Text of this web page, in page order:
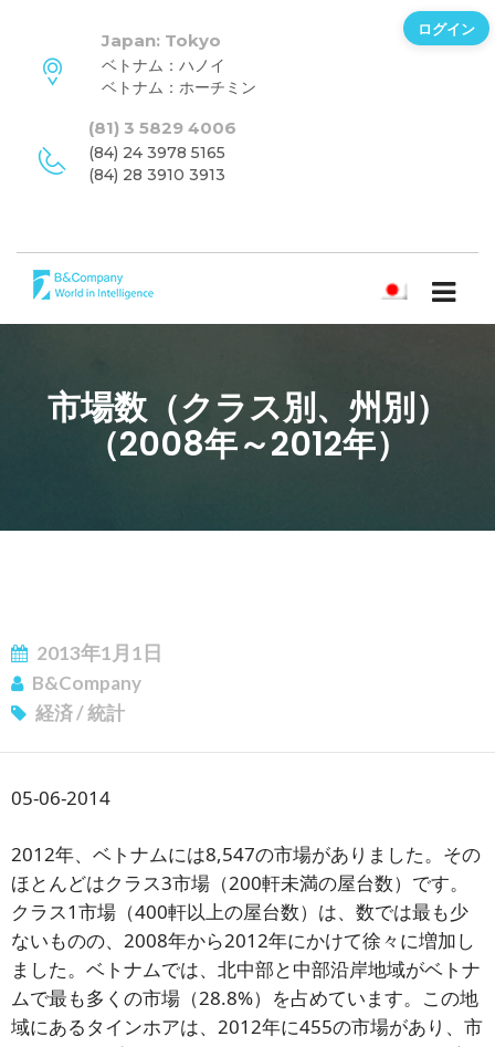
Japan: Tokyo
ベトナム：ハノイ
ベトナム：ホーチミン
(81) 3 5829 4006
(84) 24 3978 5165
(84) 28 3910 3913
日本語
市場数（クラス別、州別）
（2008年～2012年）
2013年1月1日
B&Company
経済/統計
05-06-2014
2012年、ベトナムには8,547の市場がありました。その
ほとんどはクラス3市場（200軒未満の屋台数）です。
クラス1市場（400軒以上の屋台数）は、数では最も少
ないものの、2008年から2012年にかけて徐々に増加し
ました。ベトナムでは、北中部と中部沿岸地域がベトナ
ムで最も多くの市場（28.8%）を占めています。この地
域にあるタインホアは、2012年に455の市場があり、市
ログイン
ニュースレターを購読する